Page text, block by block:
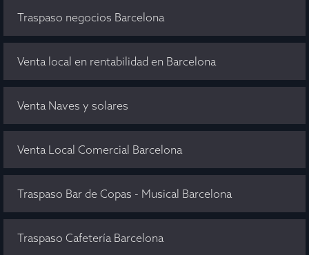
Traspaso negocios Barcelona
Venta local en rentabilidad en Barcelona
Venta Naves y solares
Venta Local Comercial Barcelona
Traspaso Bar de Copas - Musical Barcelona
Traspaso Cafetería Barcelona